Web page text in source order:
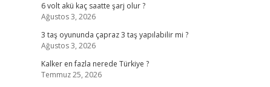
6 volt akü kaç saatte şarj olur ?
Ağustos 3, 2026
3 taş oyununda çapraz 3 taş yapılabilir mi ?
Ağustos 3, 2026
Kalker en fazla nerede Türkiye ?
Temmuz 25, 2026